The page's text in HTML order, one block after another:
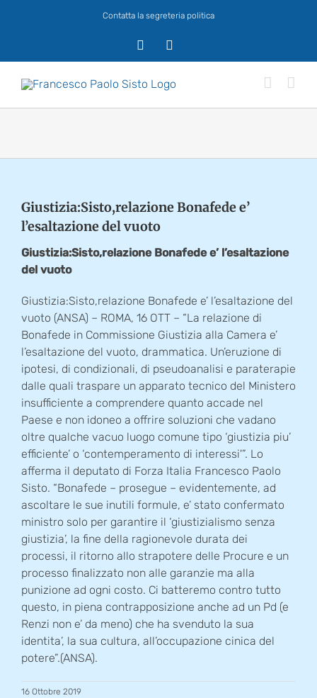
Contatta la segreteria politica
Giustizia:Sisto,relazione Bonafede e’
l’esaltazione del vuoto
Giustizia:Sisto,relazione Bonafede e’ l’esaltazione
del vuoto
Giustizia:Sisto,relazione Bonafede e’ l’esaltazione del
vuoto (ANSA) – ROMA, 16 OTT – “La relazione di
Bonafede in Commissione Giustizia alla Camera e’
l’esaltazione del vuoto, drammatica. Un’eruzione di
ipotesi, di condizionali, di pseudoanalisi e paraterapie
dalle quali traspare un apparato tecnico del Ministero
insufficiente a comprendere quanto accade nel
Paese e non idoneo a offrire soluzioni che vadano
oltre qualche vacuo luogo comune tipo ‘giustizia piu’
efficiente’ o ‘contemperamento di interessi'”. Lo
afferma il deputato di Forza Italia Francesco Paolo
Sisto. “Bonafede – prosegue – evidentemente, ad
ascoltare le sue inutili formule, e’ stato confermato
ministro solo per garantire il ‘giustizialismo senza
giustizia’, la fine della ragionevole durata dei
processi, il ritorno allo strapotere delle Procure e un
processo finalizzato non alle garanzie ma alla
punizione ad ogni costo. Ci batteremo contro tutto
questo, in piena contrapposizione anche ad un Pd (e
Renzi non e’ da meno) che ha svenduto la sua
identita’, la sua cultura, all’occupazione cinica del
potere”.(ANSA).
16 Ottobre 2019